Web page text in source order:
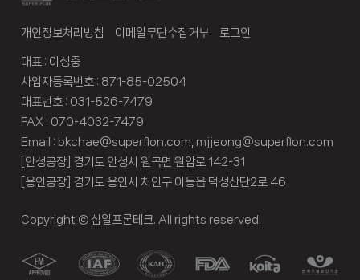
개인정보처리방침 이메일무단수집거부 로그인
대표 : 이성중
사업자등록번호 : 871-85-02504
대표번호 : 031-526-7479
FAX : 070-4032-7479
Email : bkchae@superflon.com, mjjeong@superflon.com
[안성공장] 경기도 안성시 원곡면 원암로 142-31
[용인공장] 경기도 용인시 처인구 이동읍 덕성산단2로 46
Copyright © 삼일프론테크. All rights reserved.